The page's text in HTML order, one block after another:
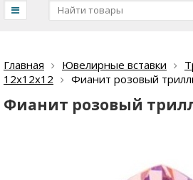
Главная Ювелирные вставки
12х12х12
Фианит розовый
Фианит розовый